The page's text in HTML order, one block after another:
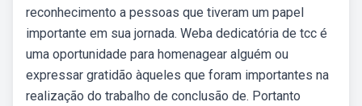
reconhecimento a pessoas que tiveram um papel
importante em sua jornada. Weba dedicatória de tcc é
uma oportunidade para homenagear alguém ou
expressar gratidão àqueles que foram importantes na
realização do trabalho de conclusão de. Portanto